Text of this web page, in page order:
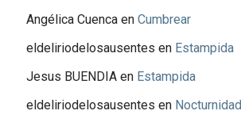
Angélica Cuencaen Cumbrear
eldeliriodelosausentes en Estampida
Jesus BUENDIAen Estampida
eldeliriodelosausentes en Nocturnidad